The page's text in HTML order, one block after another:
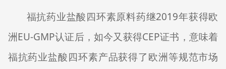
福抗药业盐酸四环素原料药继2019年获得欧
洲 EU-GMP认证后，如今又获得CEP证书，意味着
福抗药业盐酸四环素产品获得了欧洲等规范市场